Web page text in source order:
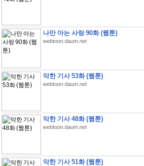
나만 아는 사랑 90화 (웹툰)
webtoon.daum.net
악한 기사 53화 (웹툰)
webtoon.daum.net
악한 기사 48화 (웹툰)
webtoon.daum.net
악한 기사 51화 (웹툰)